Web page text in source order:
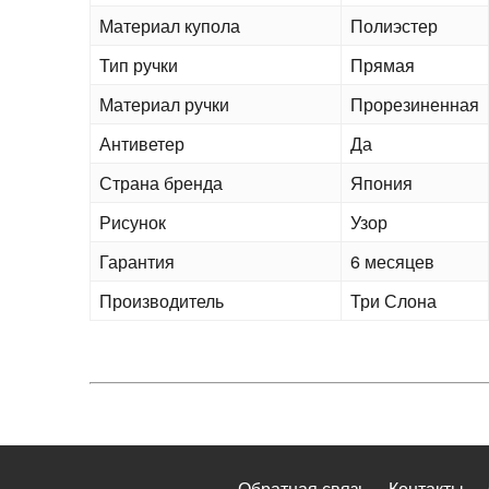
Материал купола
Полиэстер
Тип ручки
Прямая
Материал ручки
Прорезиненная
Антиветер
Да
Страна бренда
Япония
Рисунок
Узор
Гарантия
6 месяцев
Производитель
Три Слона